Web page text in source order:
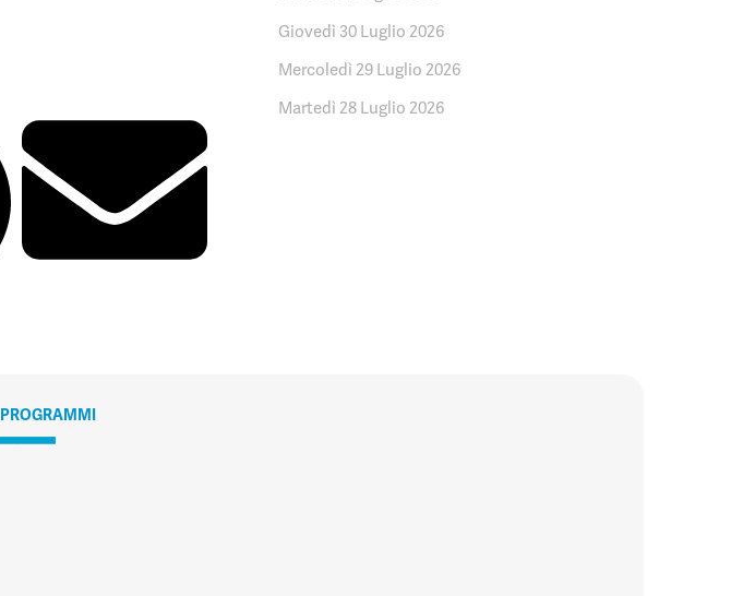
Giovedì 30 Luglio 2026
Mercoledì 29 Luglio 2026
Martedì 28 Luglio 2026
PROGRAMMI